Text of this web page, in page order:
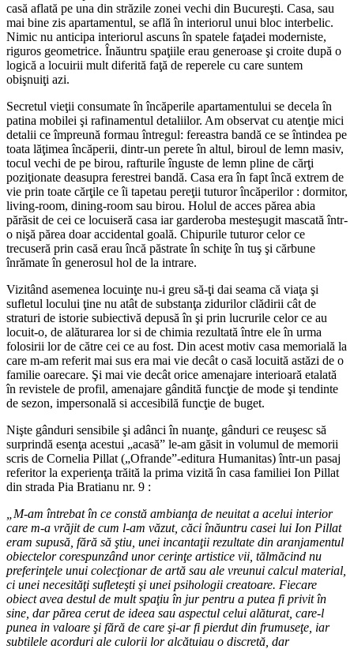
casă aflată pe una din străzile zonei vechi din Bucureşti. Casa, sau
mai bine zis apartamentul, se află în interiorul unui bloc interbelic.
Nimic nu anticipa interiorul ascuns în spatele faţadei moderniste,
riguros geometrice. Înăuntru spaţiile erau generoase şi croite după o
logică a locuirii mult diferită faţă de reperele cu care suntem
obişnuiţi azi.
Secretul vieţii consumate în încăperile apartamentului se decela în
patina mobilei şi rafinamentul detaliilor. Am observat cu atenţie mici
detalii ce împreună formau întregul: fereastra bandă ce se întindea pe
toata lăţimea încăperii, dintr-un perete în altul, biroul de lemn masiv,
tocul vechi de pe birou, rafturile înguste de lemn pline de cărţi
poziţionate deasupra ferestrei bandă. Casa era în fapt încă extrem de
vie prin toate cărţile ce îi tapetau pereţii tuturor încăperilor : dormitor,
living-room, dining-room sau birou. Holul de acces părea abia
părăsit de cei ce locuiseră casa iar garderoba mesteşugit mascată într-
o nişă părea doar accidental goală. Chipurile tuturor celor ce
trecuseră prin casă erau încă păstrate în schiţe în tuş şi cărbune
înrămate în generosul hol de la intrare.
Vizitând asemenea locuinţe nu-i greu să-ţi dai seama că viaţa şi
sufletul locului ţine nu atât de substanţa zidurilor clădirii cât de
straturi de istorie subiectivă depusă în şi prin lucrurile celor ce au
locuit-o, de alăturarea lor si de chimia rezultată între ele în urma
folosirii lor de către cei ce au fost. Din acest motiv casa memorială la
care m-am referit mai sus era mai vie decât o casă locuită astăzi de o
familie oarecare. Şi mai vie decât orice amenajare interioară etalată
în revistele de profil, amenajare gândită funcţie de mode şi tendinte
de sezon, impersonală si accesibilă funcţie de buget.
Nişte gânduri sensibile şi adânci în nuanţe, gânduri ce reuşesc să
surprindă esenţa acestui „acasă” le-am găsit in volumul de memorii
scris de Cornelia Pillat („Ofrande”-editura Humanitas) într-un pasaj
referitor la experienţa trăită la prima vizită în casa familiei Ion Pillat
din strada Pia Bratianu nr. 9 :
„M-am întrebat în ce constă ambianţa de neuitat a acelui interior
care m-a vrăjit de cum l-am văzut, căci înăuntru casei lui Ion Pillat
eram supusă, fără să ştiu, unei incantaţii rezultate din aranjamentul
obiectelor corespunzând unor cerinţe artistice vii, tălmăcind nu
preferinţele unui colecţionar de artă sau ale vreunui calcul material,
ci unei necesităţi sufleteşti şi unei psihologii creatoare. Fiecare
obiect avea destul de mult spaţiu în jur pentru a putea fi privit în
sine, dar părea cerut de ideea sau aspectul celui alăturat, care-l
punea in valoare şi fără de care şi-ar fi pierdut din frumuseţe, iar
subtilele acorduri ale culorii lor alcătuiau o discretă, dar